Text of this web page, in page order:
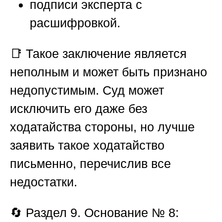
подписи эксперта с
расшифровкой.
📑 Такое заключение является
неполным и может быть признано
недопустимым. Суд может
исключить его даже без
ходатайства стороны, но лучше
заявить такое ходатайство
письменно, перечислив все
недостатки.
🔄 Раздел 9. Основание № 8: